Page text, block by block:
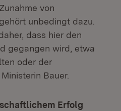
von
unbedingt dazu.
dass hier den
gegangen wird, etwa
oder der
Bauer.
Erfolg